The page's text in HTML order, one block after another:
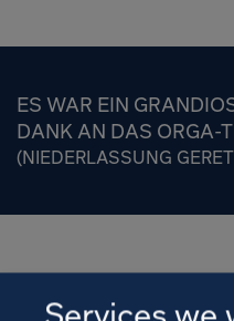
ES WAR EIN
DANK AN DAS ORGA-
(NIEDERLASSUNG